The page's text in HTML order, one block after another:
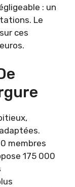
: un
Le
ces
membres
175 000